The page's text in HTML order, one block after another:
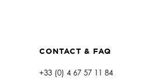
CONTACT & FAQ
+33 (0) 4 67 57 11 84